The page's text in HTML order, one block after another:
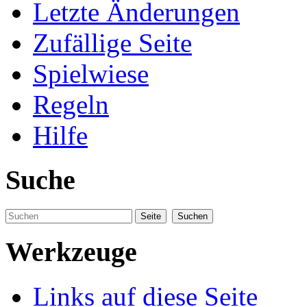
Letzte Änderungen
Zufällige Seite
Spielwiese
Regeln
Hilfe
Suche
Werkzeuge
Links auf diese Seite